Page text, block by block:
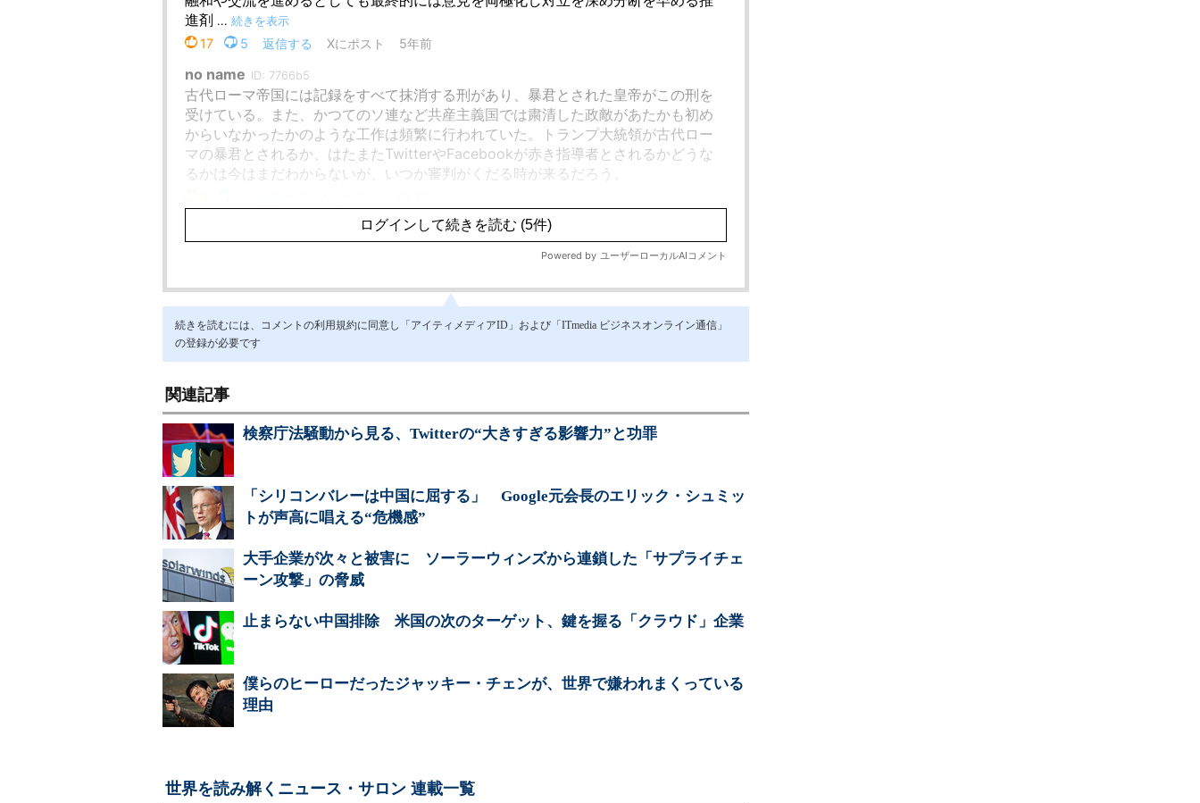
続きを読むには、コメントの利用規約に同意し「アイティメディアID」および「ITmedia ビジネスオンライン通信」
の登録が必要です
関連記事
検察庁法騒動から見る、Twitterの“大きすぎる影響力”と功罪
「シリコンバレーは中国に屈する」 Google元会長のエリック・シュミッ
トが声高に唱える“危機感”
大手企業が次々と被害に ソーラーウィンズから連鎖した「サプライチェ
ーン攻撃」の脅威
止まらない中国排除 米国の次のターゲット、鍵を握る「クラウド」企業
僕らのヒーローだったジャッキー・チェンが、世界で嫌われまくっている
理由
世界を読み解くニュース・サロン 連載一覧